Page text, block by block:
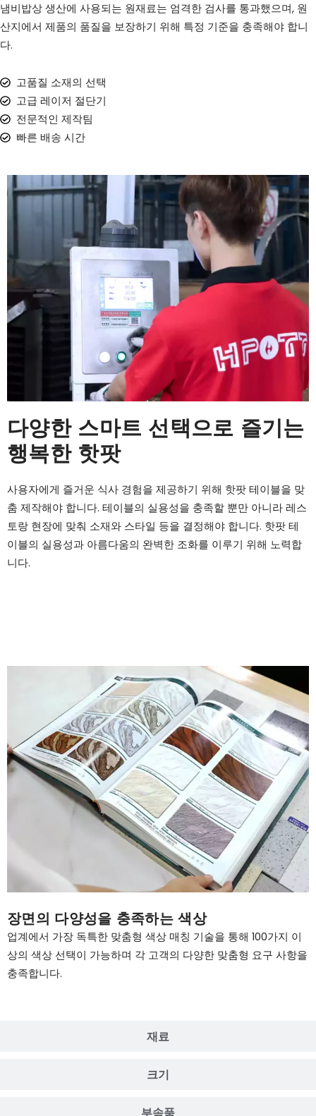
냄비밥상 생산에 사용되는 원재료는 엄격한 검사를 통과했으며, 원
산지에서 제품의 품질을 보장하기 위해 특정 기준을 충족해야 합니
다.
고품질 소재의 선택
고급 레이저 절단기
전문적인 제작팀
빠른 배송 시간
다양한 스마트 선택으로 즐기는
행복한 핫팟
사용자에게 즐거운 식사 경험을 제공하기 위해 핫팟 테이블을 맞
춤 제작해야 합니다. 테이블의 실용성을 충족할 뿐만 아니라 레스
토랑 현장에 맞춰 소재와 스타일 등을 결정해야 합니다. 핫팟 테
이블의 실용성과 아름다움의 완벽한 조화를 이루기 위해 노력합
니다.
재료
크기
부속품
장면의 다양성을 충족하는 색상
업계에서 가장 독특한 맞춤형 색상 매칭 기술을 통해 100가지 이
상의 색상 선택이 가능하며 각 고객의 다양한 맞춤형 요구 사항을
충족합니다.